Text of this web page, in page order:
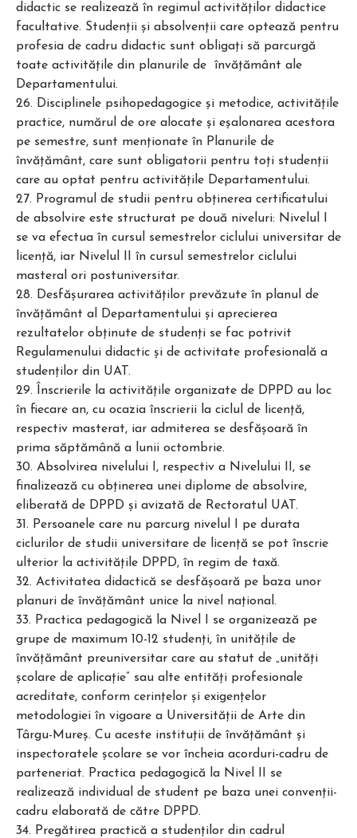
didactic se realizează în regimul activităţilor didactice
facultative. Studenţii şi absolvenţii care optează pentru
profesia de cadru didactic sunt obligaţi să parcurgă
toate activităţile din planurile de învăţământ ale
Departamentului.
26. Disciplinele psihopedagogice şi metodice, activităţile
practice, numărul de ore alocate şi eşalonarea acestora
pe semestre, sunt menţionate în Planurile de
învăţământ, care sunt obligatorii pentru toţi studenţii
care au optat pentru activităţile Departamentului.
27. Programul de studii pentru obţinerea certificatului
de absolvire este structurat pe două niveluri: Nivelul I
se va efectua în cursul semestrelor ciclului universitar de
licenţă, iar Nivelul II în cursul semestrelor ciclului
masteral ori postuniversitar.
28. Desfăşurarea activităţilor prevăzute în planul de
învăţământ al Departamentului şi aprecierea
rezultatelor obţinute de studenţi se fac potrivit
Regulamenului didactic şi de activitate profesională a
studenţilor din UAT.
29. Înscrierile la activităţile organizate de DPPD au loc
în fiecare an, cu ocazia înscrierii la ciclul de licență,
respectiv masterat, iar admiterea se desfășoară în
prima săptămână a lunii octombrie.
30. Absolvirea nivelului I, respectiv a Nivelului II, se
finalizează cu obţinerea unei diplome de absolvire,
eliberată de DPPD şi avizată de Rectoratul UAT.
31. Persoanele care nu parcurg nivelul I pe durata
ciclurilor de studii universitare de licenţă se pot înscrie
ulterior la activităţile DPPD, în regim de taxă.
32. Activitatea didactică se desfăşoară pe baza unor
planuri de învăţământ unice la nivel naţional.
33. Practica pedagogică la Nivel I se organizează pe
grupe de maximum 10-12 studenţi, în unităţile de
învăţământ preuniversitar care au statut de „unităţi
şcolare de aplicaţie” sau alte entități profesionale
acreditate, conform cerinţelor şi exigenţelor
metodologiei în vigoare a Universităţii de Arte din
Târgu-Mureş. Cu aceste instituţii de învăţământ şi
inspectoratele şcolare se vor încheia acorduri-cadru de
parteneriat. Practica pedagogică la Nivel II se
realizează individual de student pe baza unei convenții-
cadru elaborată de către DPPD.
34. Pregătirea practică a studenţilor din cadrul